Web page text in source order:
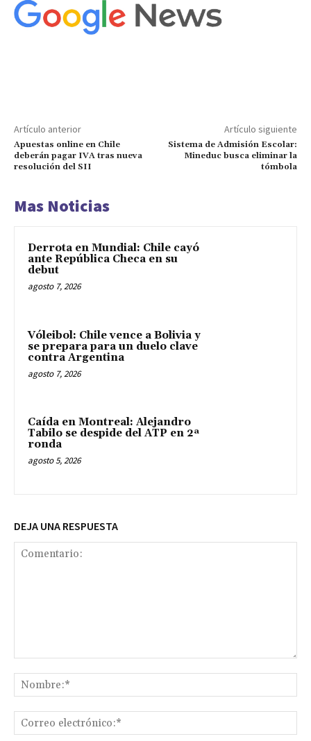
Artículo anterior
Apuestas online en Chile
deberán pagar IVA tras nueva
resolución del SII
Artículo siguiente
Sistema de Admisión Escolar:
Mineduc busca eliminar la
tómbola
Mas Noticias
Derrota en Mundial: Chile cayó
ante República Checa en su
debut
agosto 7, 2026
Vóleibol: Chile vence a Bolivia y
se prepara para un duelo clave
contra Argentina
agosto 7, 2026
Caída en Montreal: Alejandro
Tabilo se despide del ATP en 2ª
ronda
agosto 5, 2026
DEJA UNA RESPUESTA